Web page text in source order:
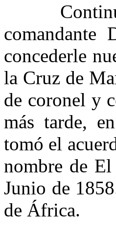
Continúa
comandante
concederle
la Cruz de
de coronel y
más tarde,
tomó el
nombre de
Junio de
de África.